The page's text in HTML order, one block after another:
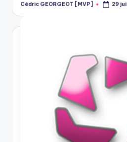
Posted
Cédric GEORGEOT [MVP] 29